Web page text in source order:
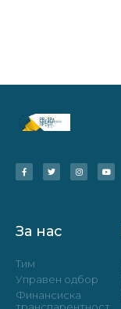
За нас
Тим
Управен одбор
Финансиска